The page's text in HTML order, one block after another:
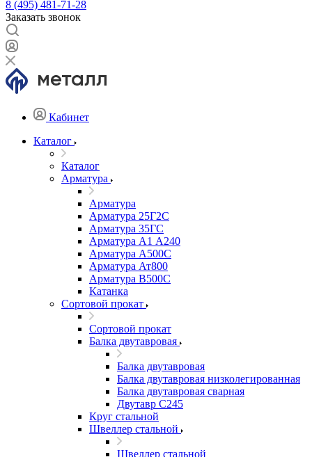
8 (495) 481-71-28
Заказать звонок
Кабинет
Каталог
Каталог
Арматура
Арматура
Арматура 25Г2С
Арматура 35ГС
Арматура А1 А240
Арматура А500С
Арматура Ат800
Арматура В500С
Катанка
Сортовой прокат
Сортовой прокат
Балка двутавровая
Балка двутавровая
Балка двутавровая низколегированная
Балка двутавровая сварная
Двутавр С245
Круг стальной
Швеллер стальной
Швеллер стальной